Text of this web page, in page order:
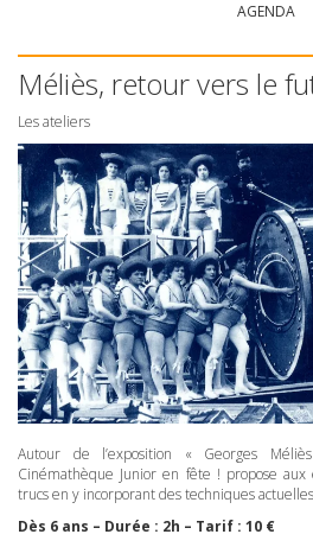
AGENDA
Méliès, retour vers le
Les ateliers
Autour de l’exposition « Georges
Cinémathèque Junior en fête ! propose
trucs en y incorporant des techniques
Dès 6 ans – Durée : 2h – Tarif : 10 €